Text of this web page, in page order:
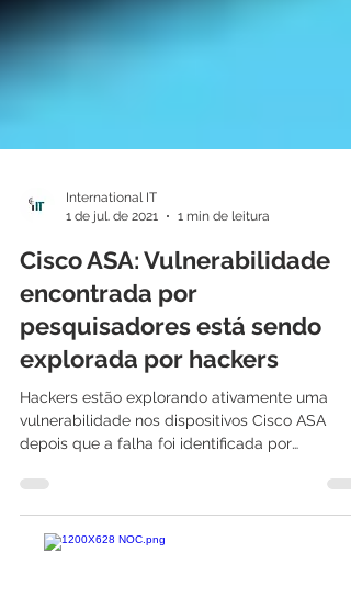
1 de jul. de 2021
1 min de leitura
Cisco ASA: Vulnerabilidade
encontrada por
pesquisadores está sendo
explorada por hackers
Hackers estão explorando ativamente uma
depois que a falha foi identificada por